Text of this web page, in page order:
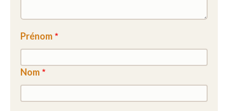
Prénom
Nom